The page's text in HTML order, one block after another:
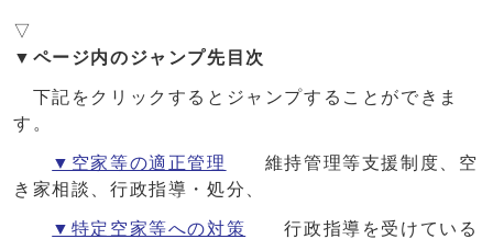
▽
▼ページ内のジャンプ先目次
下記をクリックするとジャンプすることができま
す。
▼空家等の適正管理
維持管理等支援制度、空
き家相談、行政指導・処分、
▼特定空家等への対策 行政指導を受けている